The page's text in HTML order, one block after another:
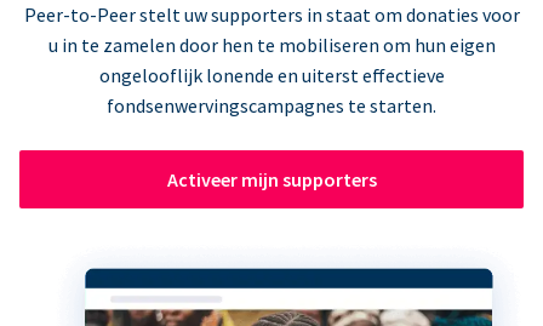
Peer-to-Peer stelt uw supporters in staat om donaties voor
u in te zamelen door hen te mobiliseren om hun eigen
ongelooflijk lonende en uiterst effectieve
fondsenwervingscampagnes te starten.
Activeer mijn supporters